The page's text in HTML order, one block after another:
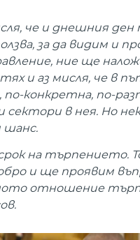
че и днешния ден
за да видим и
ние ще
и аз мисля, че в
по-конкретна, по-
сектори в нея. Но
шанс.
на търпението.
и ще проявим
отношение